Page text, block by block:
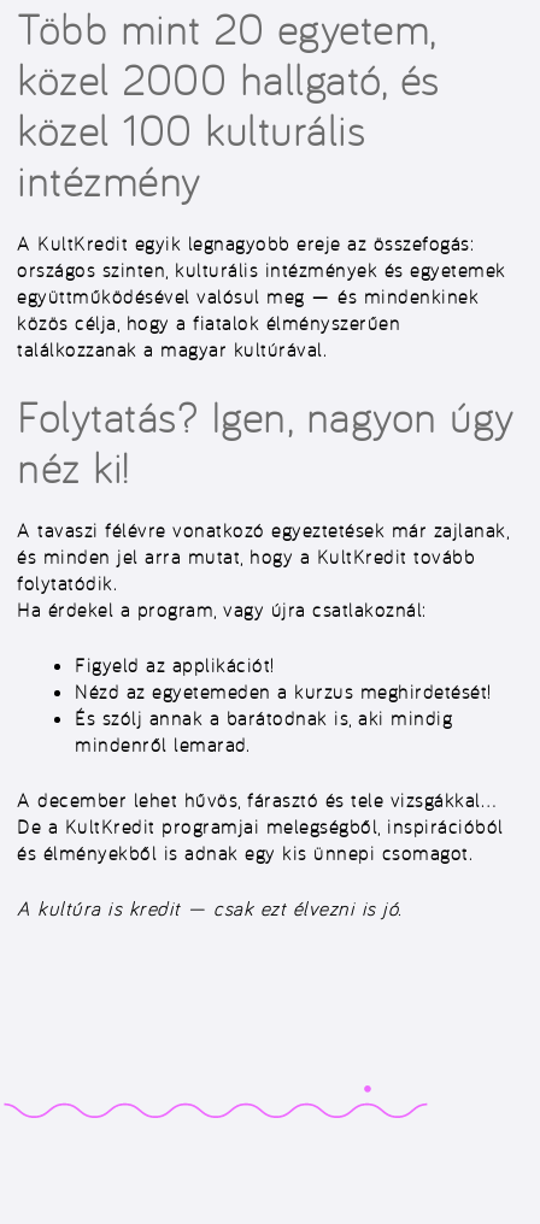
Több mint 20 egyetem,
közel 2000 hallgató, és
közel 100 kulturális
intézmény
A KultKredit egyik legnagyobb ereje az összefogás:
országos szinten, kulturális intézmények és egyetemek
együttműködésével valósul meg — és mindenkinek
közös célja, hogy a fiatalok élményszerűen
találkozzanak a magyar kultúrával.
Folytatás? Igen, nagyon úgy
néz ki!
A tavaszi félévre vonatkozó egyeztetések már zajlanak,
és minden jel arra mutat, hogy a KultKredit tovább
folytatódik.
Ha érdekel a program, vagy újra csatlakoznál:
Figyeld az applikációt!
Nézd az egyetemeden a kurzus meghirdetését!
És szólj annak a barátodnak is, aki mindig
mindenről lemarad.
A december lehet hűvös, fárasztó és tele vizsgákkal…
De a KultKredit programjai melegségből, inspirációból
és élményekből is adnak egy kis ünnepi csomagot.
A kultúra is kredit — csak ezt élvezni is jó.